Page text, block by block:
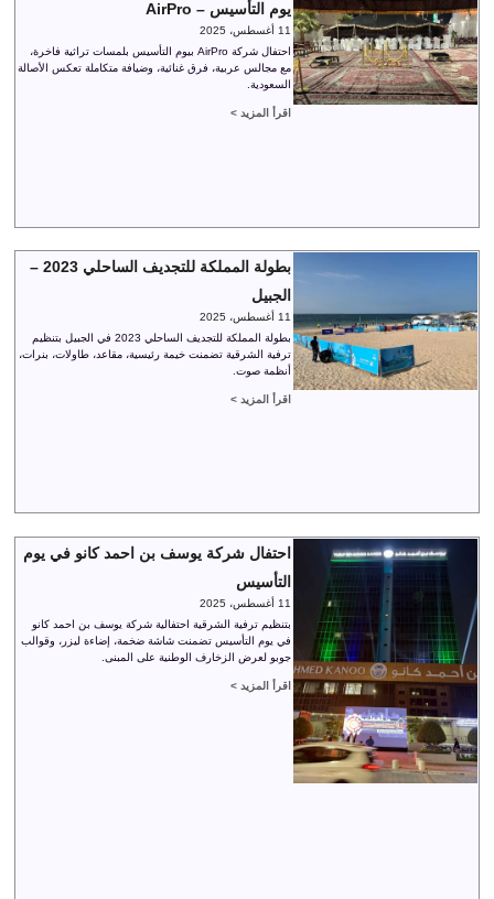
يوم التأسيس – AirPro
11 أغسطس، 2025
احتفال شركة AirPro بيوم التأسيس بلمسات تراثية فاخرة،
مع مجالس عربية، فرق غنائية، وضيافة متكاملة تعكس الأصالة
السعودية.
اقرأ المزيد >
بطولة المملكة للتجديف الساحلي 2023 –
الجبيل
11 أغسطس، 2025
بطولة المملكة للتجديف الساحلي 2023 في الجبيل بتنظيم
ترفية الشرقية تضمنت خيمة رئيسية، مقاعد، طاولات، بنرات،
أنظمة صوت.
اقرأ المزيد >
احتفال شركة يوسف بن احمد كانو في يوم
التأسيس
11 أغسطس، 2025
بتنظيم ترفية الشرقية احتفالية شركة يوسف بن احمد كانو
في يوم التأسيس تضمنت شاشة ضخمة، إضاءة ليزر، وقوالب
جوبو لعرض الزخارف الوطنية على المبنى.
اقرأ المزيد >